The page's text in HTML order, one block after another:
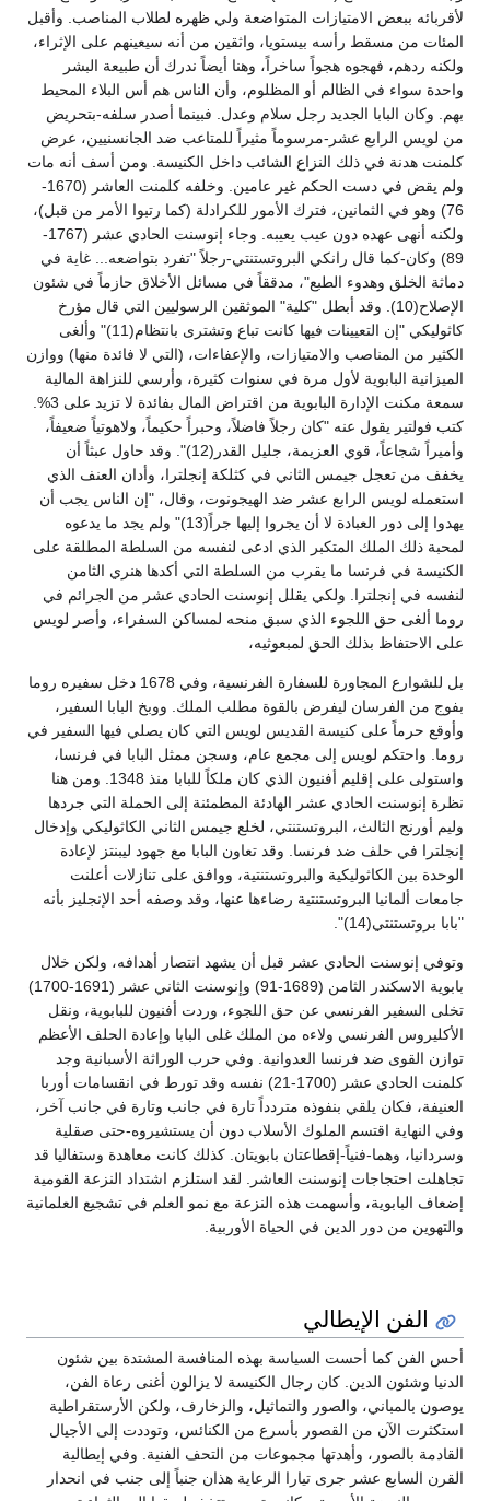
لأقربائه ببعض الامتيازات المتواضعة ولي ظهره لطلاب المناصب. وأقبل
المئات من مسقط رأسه بيستويا، واثقين من أنه سيعينهم على الإثراء،
ولكنه ردهم، فهجوه هجواً ساخراً، وهنا أيضاً ندرك أن طبيعة البشر
واحدة سواء في الظالم أو المظلوم، وأن الناس هم أس البلاء المحيط
بهم. وكان البابا الجديد رجل سلام وعدل. فبينما أصدر سلفه-بتحريض
من لويس الرابع عشر-مرسوماً مثيراً للمتاعب ضد الجانسنيين، عرض
كلمنت هدنة في ذلك النزاع الشائب داخل الكنيسة. ومن أسف أنه مات
ولم يقض في دست الحكم غير عامين. وخلفه كلمنت العاشر (1670-
76) وهو في الثمانين، فترك الأمور للكرادلة (كما رتبوا الأمر من قبل)،
ولكنه أنهى عهده دون عيب يعيبه. وجاء إنوسنت الحادي عشر (1767-
89) وكان-كما قال رانكي البروتستنتي-رجلاً "تفرد بتواضعه... غاية في
دماثة الخلق وهدوء الطبع"، مدققاً في مسائل الأخلاق حازماً في شئون
الإصلاح(10). وقد أبطل "كلية" الموثقين الرسوليين التي قال مؤرخ
كاثوليكي "إن التعيينات فيها كانت تباع وتشترى بانتظام(11)" وألغى
الكثير من المناصب والامتيازات، والإعفاءات، (التي لا فائدة منها) ووازن
الميزانية البابوية لأول مرة في سنوات كثيرة، وأرسي للنزاهة المالية
سمعة مكنت الإدارة البابوية من اقتراض المال بفائدة لا تزيد على 3%.
كتب فولتير يقول عنه "كان رجلاً فاضلاً، وحبراً حكيماً، ولاهوتياً ضعيفاً،
وأميراً شجاعاً، قوي العزيمة، جليل القدر(12)". وقد حاول عبثاً أن
يخفف من تعجل جيمس الثاني في كثلكة إنجلترا، وأدان العنف الذي
استعمله لويس الرابع عشر ضد الهيجونوت، وقال، "إن الناس يجب أن
يهدوا إلى دور العبادة لا أن يجروا إليها جراً(13)" ولم يجد ما يدعوه
لمحبة ذلك الملك المتكبر الذي ادعى لنفسه من السلطة المطلقة على
الكنيسة في فرنسا ما يقرب من السلطة التي أكدها هنري الثامن
لنفسه في إنجلترا. ولكي يقلل إنوسنت الحادي عشر من الجرائم في
روما ألغى حق اللجوء الذي سبق منحه لمساكن السفراء، وأصر لويس
على الاحتفاظ بذلك الحق لمبعوثيه،
بل للشوارع المجاورة للسفارة الفرنسية، وفي 1678 دخل سفيره روما
بفوج من الفرسان ليفرض بالقوة مطلب الملك. ووبخ البابا السفير،
وأوقع حرماً على كنيسة القديس لويس التي كان يصلي فيها السفير في
روما. واحتكم لويس إلى مجمع عام، وسجن ممثل البابا في فرنسا،
واستولى على إقليم أفنيون الذي كان ملكاً للبابا منذ 1348. ومن هنا
نظرة إنوسنت الحادي عشر الهادئة المطمئنة إلى الحملة التي جردها
وليم أورنج الثالث، البروتستنتي، لخلع جيمس الثاني الكاثوليكي وإدخال
إنجلترا في حلف ضد فرنسا. وقد تعاون البابا مع جهود ليبنتز لإعادة
الوحدة بين الكاثوليكية والبروتستنتية، ووافق على تنازلات أعلنت
جامعات ألمانيا البروتستنتية رضاءها عنها، وقد وصفه أحد الإنجليز بأنه
"بابا بروتستنتي(14)".
وتوفي إنوسنت الحادي عشر قبل أن يشهد انتصار أهدافه، ولكن خلال
بابوية الاسكندر الثامن (1689-91) وإنوسنت الثاني عشر (1691-1700)
تخلى السفير الفرنسي عن حق اللجوء، وردت أفنيون للبابوية، ونقل
الأكليروس الفرنسي ولاءه من الملك غلى البابا وإعادة الحلف الأعظم
توازن القوى ضد فرنسا العدوانية. وفي حرب الوراثة الأسبانية وجد
كلمنت الحادي عشر (1700-21) نفسه وقد تورط في انقسامات أوربا
العنيفة، فكان يلقي بنفوذه متردداً تارة في جانب وتارة في جانب آخر،
وفي النهاية اقتسم الملوك الأسلاب دون أن يستشيروه-حتى صقلية
وسردانيا، وهما-فنياً-إقطاعتان بابويتان. كذلك كانت معاهدة وستفاليا قد
تجاهلت احتجاجات إنوسنت العاشر. لقد استلزم اشتداد النزعة القومية
إضعاف البابوية، وأسهمت هذه النزعة مع نمو العلم في تشجيع العلمانية
والتهوين من دور الدين في الحياة الأوربية.
الفن الإيطالي
أحس الفن كما أحست السياسة بهذه المنافسة المشتدة بين شئون
الدنيا وشئون الدين. كان رجال الكنيسة لا يزالون أغنى رعاة الفن،
يوصون بالمباني، والصور والتماثيل، والزخارف، ولكن الأرستقراطية
استكثرت الآن من القصور بأسرع من الكنائس، وتوددت إلى الأجيال
القادمة بالصور، وأهدتها مجموعات من التحف الفنية. وفي إيطالية
القرن السابع عشر جرى تيارا الرعاية هذان جنباً إلى جنب في انحدار